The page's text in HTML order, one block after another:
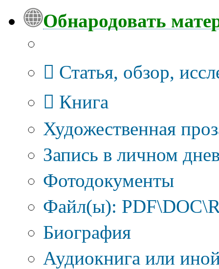
Обнародовать
Статья, обзор,
Книга
Художественная
Запись в личном
Фотодокументы
Файл(ы):
Биография
Аудиокнига или